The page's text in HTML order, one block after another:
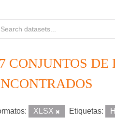
CONJUNTOS DE
XLSX Etiquetas: